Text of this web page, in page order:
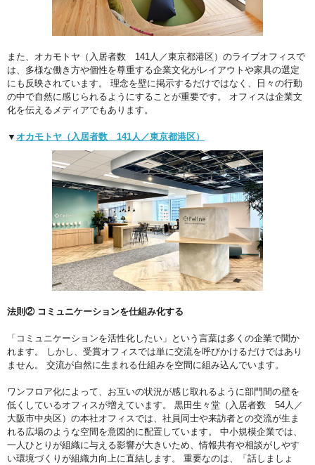
また、オカモトヤ（入居者数 141人／東京都港区）のライブオフィスで
は、多様な働き方や個性を尊重する企業文化がレイアウトや家具の選定
にも反映されています。 理念を壁に掲示するだけではなく、日々の行動
の中で自然に感じられるようにすることが重要です。 オフィスは企業文
化を伝えるメディアでもあります。
▼ オカモトヤ（入居者数 141人／東京都港区）
法則② コミュニケーションを仕組み化する
「コミュニケーションを活性化したい」という言葉は多くの企業で聞か
れます。 しかし、受賞オフィスでは単に交流を呼びかけるだけではあり
ません。 交流が自然に生まれる仕組みを空間に組み込んでいます。
ワンフロア化によって、お互いの状況が感じ取れるように部門間の壁を
低くしているオフィスが増えています。 黒田生々堂（入居者数 54人／
大阪市中央区）の本社オフィスでは、社員同士や来訪者との交流が生ま
れる広場のような空間を意図的に配置しています。 中小規模企業では、
一人ひとりが組織に与える影響が大きいため、情報共有や相談がしやす
い環境づくりが組織力向上に直結します。 重要なのは、「話しましょ